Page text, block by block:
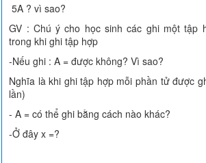
5A ? vì sao?
GV : Chú ý cho học sinh các ghi một tập
trong khi ghi tập hợp
-Nếu ghi : A = được không? Vì sao?
Nghĩa là khi ghi tập hợp mỗi phần tử được
lần)
- A = có thể ghi bằng cách nào khác?
-Ở đây x =?